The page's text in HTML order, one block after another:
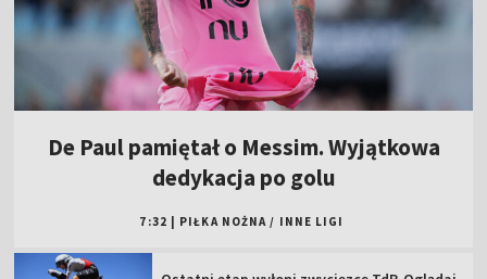
De Paul pamiętał o Messim. Wyjątkowa
dedykacja po golu
7:32 PIŁKA NOŻNA / INNE LIGI